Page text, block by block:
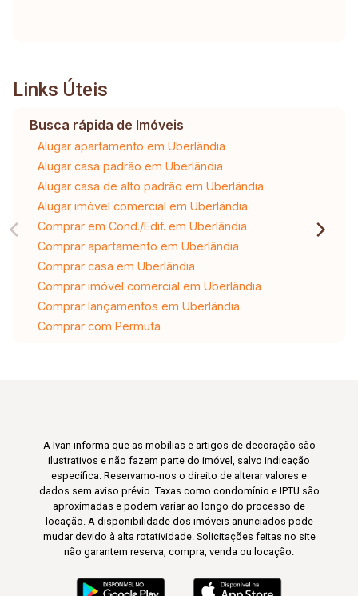
Links Úteis
Busca rápida de Imóveis
Alugar apartamento em Uberlândia
Alugar casa padrão em Uberlândia
Alugar casa de alto padrão em Uberlândia
Alugar imóvel comercial em Uberlândia
Comprar em Cond./Edif. em Uberlândia
Comprar apartamento em Uberlândia
Comprar casa em Uberlândia
Comprar imóvel comercial em Uberlândia
Comprar lançamentos em Uberlândia
Comprar com Permuta
A Ivan informa que as mobílias e artigos de decoração são
ilustrativos e não fazem parte do imóvel, salvo indicação
específica. Reservamo-nos o direito de alterar valores e
dados sem aviso prévio. Taxas como condomínio e IPTU são
aproximadas e podem variar ao longo do processo de
locação. A disponibilidade dos imóveis anunciados pode
mudar devido à alta rotatividade. Solicitações feitas no site
não garantem reserva, compra, venda ou locação.